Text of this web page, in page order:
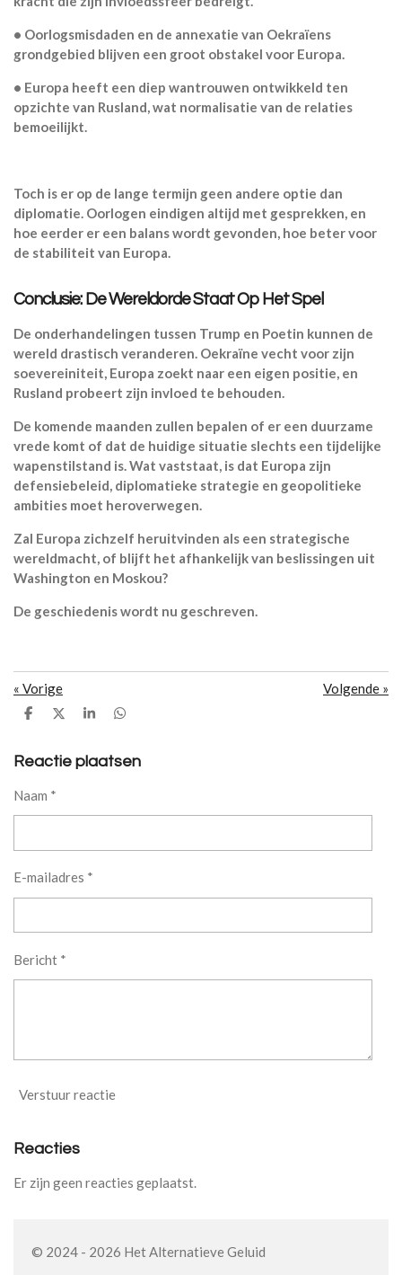
• Oorlogsmisdaden en de annexatie van Oekraïens
grondgebied blijven een groot obstakel voor Europa.
• Europa heeft een diep wantrouwen ontwikkeld ten
opzichte van Rusland, wat normalisatie van de relaties
bemoeilijkt.
Toch is er op de lange termijn geen andere optie dan
diplomatie. Oorlogen eindigen altijd met gesprekken, en
hoe eerder er een balans wordt gevonden, hoe beter voor
de stabiliteit van Europa.
Conclusie: De Wereldorde Staat Op Het Spel
De onderhandelingen tussen Trump en Poetin kunnen de
wereld drastisch veranderen. Oekraïne vecht voor zijn
soevereiniteit, Europa zoekt naar een eigen positie, en
Rusland probeert zijn invloed te behouden.
De komende maanden zullen bepalen of er een duurzame
vrede komt of dat de huidige situatie slechts een tijdelijke
wapenstilstand is. Wat vaststaat, is dat Europa zijn
defensiebeleid, diplomatieke strategie en geopolitieke
ambities moet heroverwegen.
Zal Europa zichzelf heruitvinden als een strategische
wereldmacht, of blijft het afhankelijk van beslissingen uit
Washington en Moskou?
De geschiedenis wordt nu geschreven.
« Vorige Volgende »
D
e
D
l
S
r
D
e
Reactie plaatsen
Naam *
E-mailadres *
Bericht *
Verstuur reactie
Reacties
Er zijn geen reacties geplaatst.
© 2024 - 2026 Het Alternatieve Geluid